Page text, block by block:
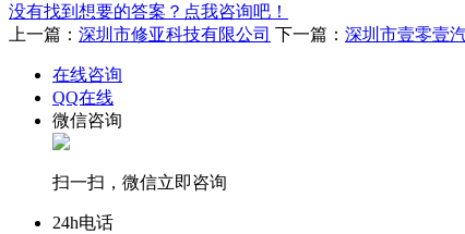
没有找到想要的答案？点我咨询吧！
上一篇： 深圳市修亚科技有限公司 下一篇： 深圳市壹零壹
在线咨询
QQ在线
微信咨询
扫一扫，微信立即咨询
24h电话